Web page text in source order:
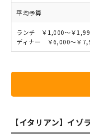
平均予算
ランチ ￥1,000～￥
ディナー ￥6,000～￥
【イタリアン】イ